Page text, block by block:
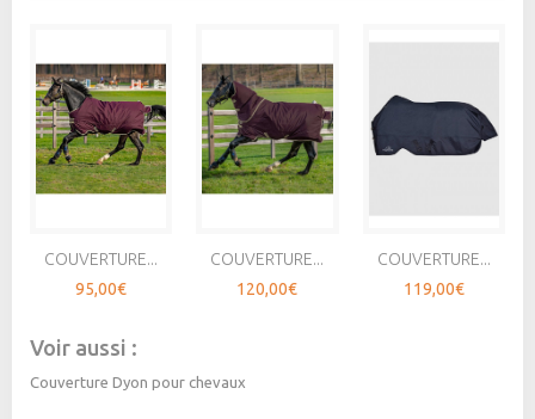
COUVERTURE...
95,00€
COUVERTURE...
120,00€
COUVERTURE...
119,00€
Voir aussi :
Couverture Dyon pour chevaux